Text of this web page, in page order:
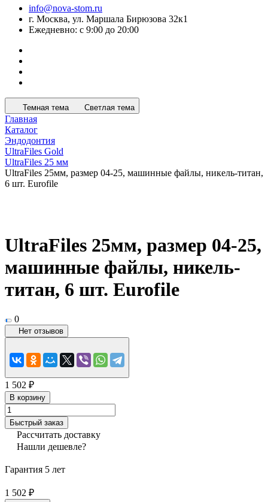
info@nova-stom.ru
г. Москва, ул. Маршала Бирюзова 32к1
Ежедневно: с 9:00 до 20:00
Темная тема Светлая тема
Главная
Каталог
Эндодонтия
UltraFiles Gold
UltraFiles 25 мм
UltraFiles 25мм, размер 04-25, машинные файлы, никель-титан,
6 шт. Eurofile
UltraFiles 25мм, размер 04-25,
машинные файлы, никель-
титан, 6 шт. Eurofile
0
Нет отзывов
1 502 ₽
В корзину
Быстрый заказ
Рассчитать доставку
Нашли дешевле?
Гарантия 5 лет
1 502 ₽